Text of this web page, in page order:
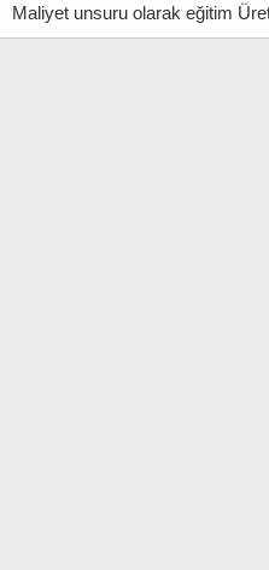
Maliyet unsuru olarak eğitim